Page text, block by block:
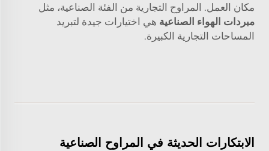
مكان العمل. المراوح التجارية من الفئة الصناعية، مثل
مبردات الهواء الصناعية هي اختيارات جيدة لتبريد
المساحات التجارية الكبيرة.
الابتكارات الحديثة في المراوح الصناعية